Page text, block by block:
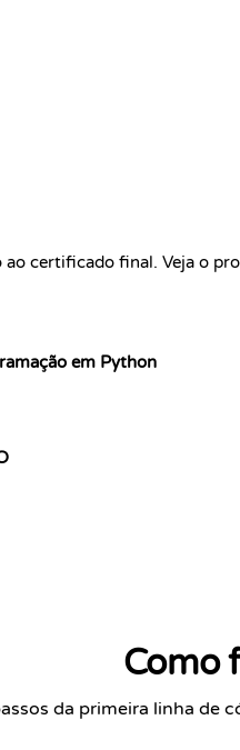
certificado final. Veja o
em Python
Como
da primeira linha de